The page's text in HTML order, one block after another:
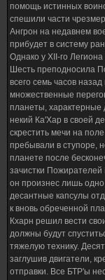
помощь истинных
спешили части
Ангрон на недавнем
прибудет в систему
Однако у XII-го
Шесть преподносила
всего семь часов
множественные
планеты, характерные
некий Ка'Хар в своей
скрестить мечи на
пребывали в ступоре,
планете после
зачистки
он произнес лишь
десантные капсулы
к вновь обреченной
Кхарн решил вести
должны будут
тяжелую технику.
заглушив двигатели,
отправки. Все БТР'ы